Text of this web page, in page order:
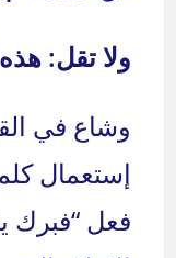
ولا تقل:
وشاع في
إستعمال
فعل “فبرك